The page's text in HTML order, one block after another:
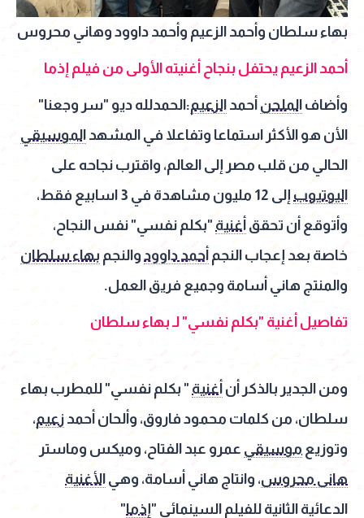
بهاء سلطان وأحمد الزعيم وأحمد داوود وهاني محروس
أحمد الزعيم يحتفل بنجاح أغنيته الأولى من فيلم إذما
وأضاف الملحن أحمد الزعيم:الحمدلله ديو "سر وجعنا"
الأن هو الأكثر استماعا وتفاعلا في المشهد الموسيقي
الحالي من قلب مصر إلى العالم، واقترب نجاحه على
اليوتيوب
إلى 12 مليون مشاهدة في 3 اسابيع فقط،
وأتوقع أن تحقق أغنية "بكلم نفسي" نفس النجاح،
خاصة بعد إعجاب النجم أحمد داوود والنجم بهاء سلطان
والمنتج هاني أسامة وجميع فريق العمل.
تفاصيل أغنية "بكلم نفسي" لـ بهاء سلطان
ومن الجدير بالذكر أن أغنية " بكلم نفسي" للمطرب بهاء
سلطان، من كلمات محمود فاروق، وألحان أحمد زعيم،
وتوزيع موسيقي عمرو عبد الفتاح، وميكس وماستر
هانى محروس، وانتاج هاني أسامة، وهي الأغنية
الدعائية الثانية للفيلم السينمائي "إذما"